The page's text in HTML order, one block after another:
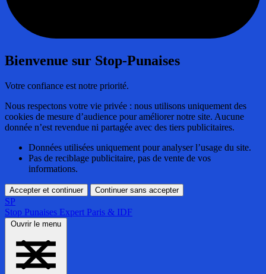
Bienvenue sur Stop-Punaises
Votre confiance est notre priorité.
Nous respectons votre vie privée : nous utilisons uniquement des
cookies de mesure d’audience pour améliorer notre site. Aucune
donnée n’est revendue ni partagée avec des tiers publicitaires.
Données utilisées uniquement pour analyser l’usage du site.
Pas de reciblage publicitaire, pas de vente de vos
informations.
Accepter et continuer Continuer sans accepter
SP
Stop Punaises Expert Paris & IDF
Ouvrir le menu